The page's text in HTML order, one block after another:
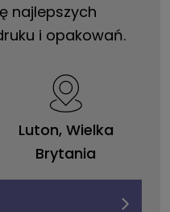
najlepszych
i opakowań.
Luton, Wielka
Brytania